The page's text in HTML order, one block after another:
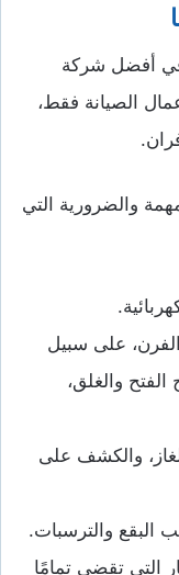
في أفضل شركة
الصيانة فقط،
والضرورية التي
الفرن، على سبيل
الفتح والغلق،
والكشف على
البقع والترسبات.
التي تقضي تمامًا